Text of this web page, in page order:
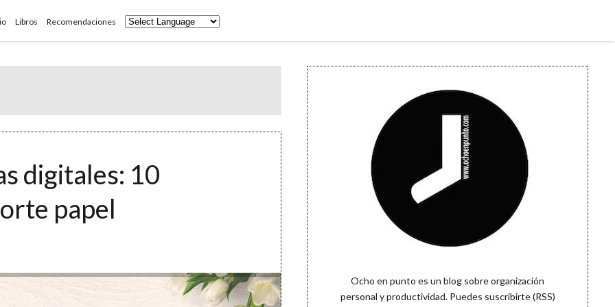
Libros Recomendaciones
digitales: 10
papel
Sidebar
Ocho en punto es un blog sobre organización
personal y productividad. Puedes suscribirte (RSS)